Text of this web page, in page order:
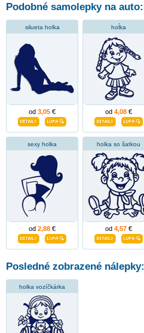
Podobné samolepky na auto:
silueta holka
od 3,05 €
hoĺka
od 4,08 €
sexy holka
od 2,88 €
holka so šatkou
od 4,57 €
Posledné zobrazené nálepky:
holka vozíčkárka